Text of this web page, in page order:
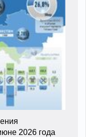
2026 года